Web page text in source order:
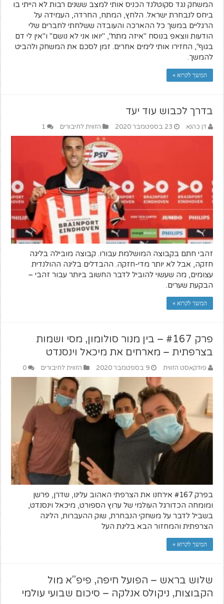
המשחק נגד סקוטלנד הכניס אותי למצב ששנים רבות לא הייתי בו
ביחס לנבחרת ישראל. הלחץ, המתח, החרדה, העמידה על
הרגליים במשך כל ההארכה והעובדה ששלחתי לחברים שלי
הודעות ווצאפ בנוסח "איזה מתח", "יואו אני לא נושם" ו"אין לי דם
בגוף", החזירו אותי לימים אחרים. זמן לסכם את המשחק ולהביט
להמשך.
המשך לקרוא »
בדרך לכבוש עוד יעד
דן כהנא 23 בספטמבר 2020 הזווית לחיבורים 1
זהבי חתם בקבוצה המושלמת עבורו. קבוצה מובילה בליגה
חזקה, אבל לא יותר מדי-חזקה. ההבדלים בליגה ההולנדית
עצומים, מה שעשוי להוביל לדבר החשוב ביותר עבור זהבי –
הבקעת שערים.
המשך לקרוא »
פרק #167 – בין מנור סולומון, מסי ושמות
בצרפתית – מארחים את מיכאל וינסנדט
פודקאסט הזווית 9 בספטמבר 2020 הזווית לחיבורים 0
בפרק #167 אירחנו את הצרפתי האהוב עלינו, שדרן, פרשן
ומומחה הכדורגל העולמי של ערוץ הספורט, מיכאל וינסנדט,
בשביל לדבר על משחקי הנבחרת, שוק ההעברות, הליגה
הצרפתית והמחזור הבא בליגת העל
המשך לקרוא »
שלוש בראש – הפועל חיפה, פיפ"א מול
הקבוצות, ניקולס אנלקה – סיכום שבועי עולמי